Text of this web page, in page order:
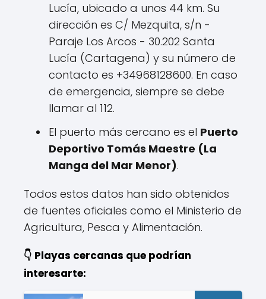
Lucía, ubicado a unos 44 km. Su
dirección es C/ Mezquita, s/n -
Paraje Los Arcos - 30.202 Santa
Lucía (Cartagena) y su número de
contacto es +34968128600. En caso
de emergencia, siempre se debe
llamar al 112.
El puerto más cercano es el Puerto
Deportivo Tomás Maestre (La
Manga del Mar Menor).
Todos estos datos han sido obtenidos
de fuentes oficiales como el Ministerio de
Agricultura, Pesca y Alimentación.
👇 Playas cercanas que podrían
interesarte: